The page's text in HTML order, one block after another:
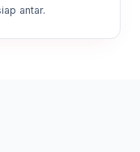
antar.